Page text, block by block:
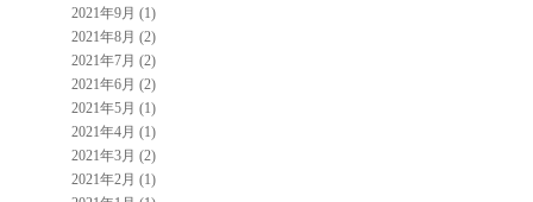
2021年9月 (1)
2021年8月 (2)
2021年7月 (2)
2021年6月 (2)
2021年5月 (1)
2021年4月 (1)
2021年3月 (2)
2021年2月 (1)